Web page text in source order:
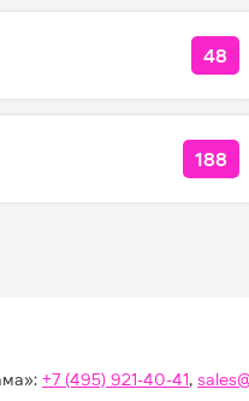
48
188
+7 (495) 921-40-41,